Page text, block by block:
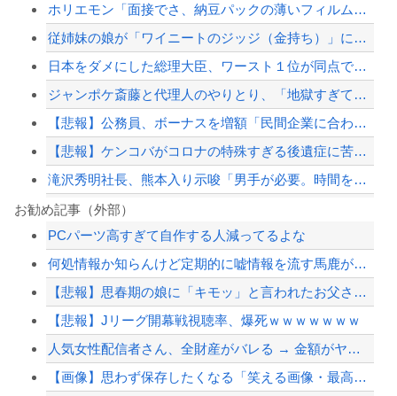
ホリエモン「面接でさ、納豆パックの薄いフィルムって何のために入っていの？って聞く...
従姉妹の娘が「ワイニートのジッジ（金持ち）」にやたら会いに来る理由ｗｗｗｗｗ
日本をダメにした総理大臣、ワースト１位が同点でこの人ｗｗｗｗｗｗ
ジャンポケ斎藤と代理人のやりとり、「地獄すぎて完全にコントになってる……」と衝撃...
【悲報】公務員、ボーナスを増額「民間企業に合わせました」
【悲報】ケンコバがコロナの特殊すぎる後遺症に苦しんでいる模様…お前らの周りにもこ...
滝沢秀明社長、熊本入り示唆「男手が必要。時間を見つけて行きたい」
ショートスリーパー堀大輔、高須幹弥にブチギレ
何処情報か知らんけど定期的に嘘情報を流す馬鹿がいる
【最近】冷たい空調服ってやつが出てるらしくめっちゃ欲しい
【配信者】「金バエ」のSNS更新が1週間途絶え、様々な憶測が飛び交う。1週間ぶり...
お勧め記事（外部）
PCパーツ高すぎて自作する人減ってるよな
何処情報か知らんけど定期的に嘘情報を流す馬鹿がいる
【悲報】思春期の娘に「キモッ」と言われたお父さん、グレる
【悲報】Jリーグ開幕戦視聴率、爆死ｗｗｗｗｗｗｗ
人気女性配信者さん、全財産がバレる → 金額がヤバすぎるｗｗｗｗｗｗ
【画像】思わず保存したくなる「笑える画像・最高な画像」貼っていけｗｗｗｗｗ